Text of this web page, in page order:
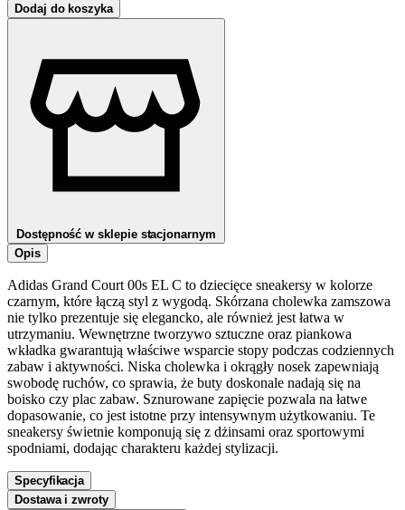
Dodaj do koszyka
Dostępność w sklepie stacjonarnym
Opis
Adidas Grand Court 00s EL C to dziecięce sneakersy w kolorze
czarnym, które łączą styl z wygodą. Skórzana cholewka zamszowa
nie tylko prezentuje się elegancko, ale również jest łatwa w
utrzymaniu. Wewnętrzne tworzywo sztuczne oraz piankowa
wkładka gwarantują właściwe wsparcie stopy podczas codziennych
zabaw i aktywności. Niska cholewka i okrągły nosek zapewniają
swobodę ruchów, co sprawia, że buty doskonale nadają się na
boisko czy plac zabaw. Sznurowane zapięcie pozwala na łatwe
dopasowanie, co jest istotne przy intensywnym użytkowaniu. Te
sneakersy świetnie komponują się z dżinsami oraz sportowymi
spodniami, dodając charakteru każdej stylizacji.
Specyfikacja
Dostawa i zwroty